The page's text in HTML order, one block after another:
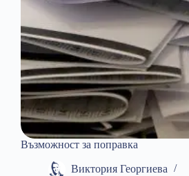
Възможност за поправка
Виктория Георгиева